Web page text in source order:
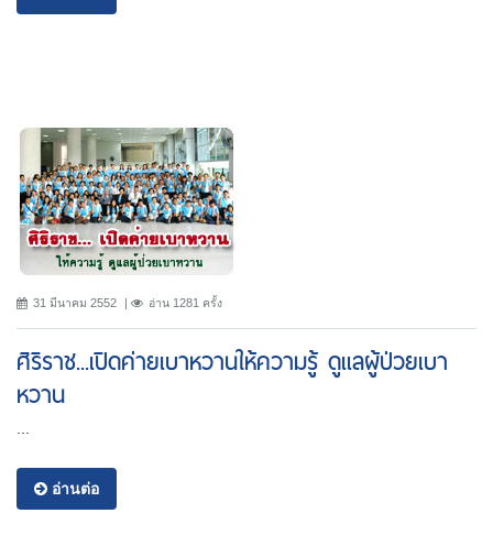
31 มีนาคม 2552 อ่าน 1281 ครั้ง
ศิริราช...เปิดค่ายเบาหวานให้ความรู้ ดูแลผู้ป่วยเบา
หวาน
อ่านต่อ